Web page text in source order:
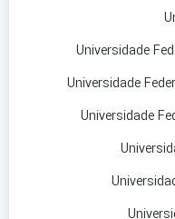
Universidade
Universidade
Universidade